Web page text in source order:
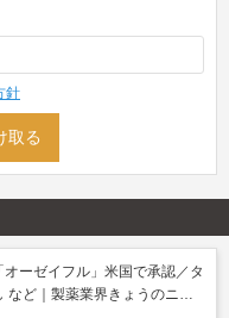
針
ーゼイフル」米国で承認／タ
など｜製薬業界きょうのニュ